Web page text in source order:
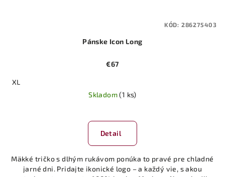
Pánske Icon Long
€67
XL
Skladom(1 ks)
Detail
Mäkké tričko s dlhým rukávom ponúka to pravé pre chladné
jarné dni. Pridajte ikonické logo – a každý vie, s akou
KÓD: 286275403